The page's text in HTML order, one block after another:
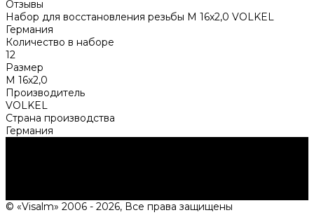
Отзывы
Набор для восстановления резьбы M 16х2,0 VOLKEL
Германия
Количество в наборе
12
Размер
M 16х2,0
Производитель
VOLKEL
Страна производства
Германия
© «Visalm» 2006 - 2026, Все права защищены